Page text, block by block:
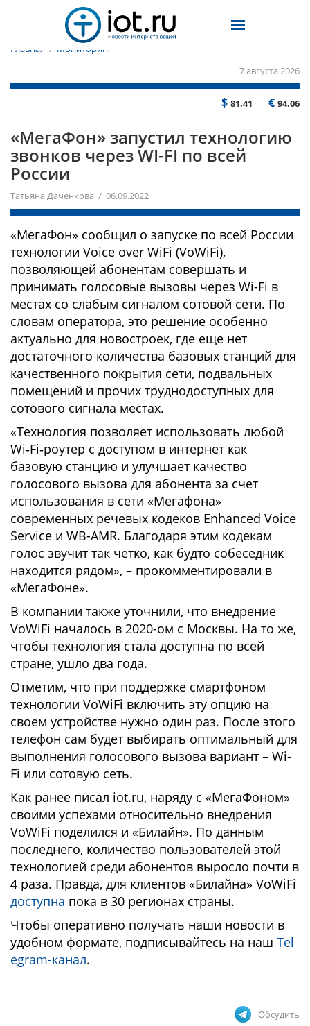
Главная / Мониторинг
7 августа 2026
$ 81.41 € 94.06
«МегаФон» запустил технологию
звонков через WI-FI по всей
России
Татьяна Даченкова / 06.09.2022
«МегаФон» сообщил о запуске по всей России
технологии Voice over WiFi (VoWiFi),
позволяющей абонентам совершать и
принимать голосовые вызовы через Wi-Fi в
местах со слабым сигналом сотовой сети. По
словам оператора, это решение особенно
актуально для новостроек, где еще нет
достаточного количества базовых станций для
качественного покрытия сети, подвальных
помещений и прочих труднодоступных для
сотового сигнала местах.
«Технология позволяет использовать любой
Wi‑Fi‑роутер с доступом в интернет как
базовую станцию и улучшает качество
голосового вызова для абонента за счет
использования в сети «Мегафона»
современных речевых кодеков Enhanced Voice
Service и WB-AMR. Благодаря этим кодекам
голос звучит так четко, как будто собеседник
находится рядом», – прокомментировали в
«МегаФоне».
В компании также уточнили, что внедрение
VoWiFi началось в 2020-ом с Москвы. На то же,
чтобы технология стала доступна по всей
стране, ушло два года.
Отметим, что при поддержке смартфоном
технологии VoWiFi включить эту опцию на
своем устройстве нужно один раз. После этого
телефон сам будет выбирать оптимальный для
выполнения голосового вызова вариант – Wi-
Fi или сотовую сеть.
Как ранее писал iot.ru, наряду с «МегаФоном»
своими успехами относительно внедрения
VoWiFi поделился и «Билайн». По данным
последнего, количество пользователей этой
технологией среди абонентов выросло почти в
4 раза. Правда, для клиентов «Билайна» VoWiFi
доступна пока в 30 регионах страны.
Чтобы оперативно получать наши новости в
удобном формате, подписывайтесь на наш Tel
egram-канал.
Обсудить